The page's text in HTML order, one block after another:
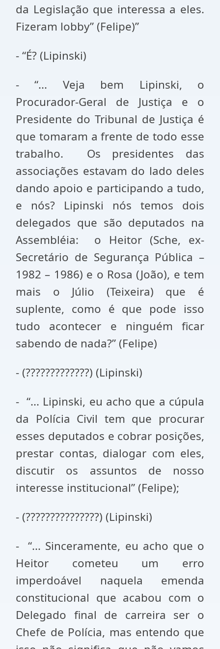
da Legislação que interessa a eles.
Fizeram lobby” (Felipe)”
- “É? (Lipinski)
- “... Veja bem Lipinski, o
Procurador-Geral de Justiça e o
Presidente do Tribunal de Justiça é
que tomaram a frente de todo esse
trabalho. Os presidentes das
associações estavam do lado deles
dando apoio e participando a tudo,
e nós? Lipinski nós temos dois
delegados que são deputados na
Assembléia: o Heitor (Sche, ex-
Secretário de Segurança Pública –
1982 – 1986) e o Rosa (João), e tem
mais o Júlio (Teixeira) que é
suplente, como é que pode isso
tudo acontecer e ninguém ficar
sabendo de nada?” (Felipe)
- (?????????????) (Lipinski)
- “... Lipinski, eu acho que a cúpula
da Polícia Civil tem que procurar
esses deputados e cobrar posições,
prestar contas, dialogar com eles,
discutir os assuntos de nosso
interesse institucional” (Felipe);
- (???????????????) (Lipinski)
- “... Sinceramente, eu acho que o
Heitor cometeu um erro
imperdoável naquela emenda
constitucional que acabou com o
Delegado final de carreira ser o
Chefe de Polícia, mas entendo que